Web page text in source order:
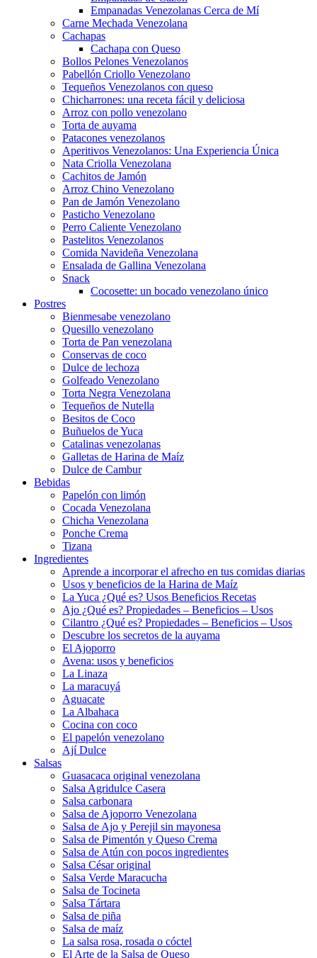
Empanadas Venezolanas Cerca de Mí
Carne Mechada Venezolana
Cachapas
Cachapa con Queso
Bollos Pelones Venezolanos
Pabellón Criollo Venezolano
Tequeños Venezolanos con queso
Chicharrones: una receta fácil y deliciosa
Arroz con pollo venezolano
Torta de auyama
Patacones venezolanos
Aperitivos Venezolanos: Una Experiencia Única
Nata Criolla Venezolana
Cachitos de Jamón
Arroz Chino Venezolano
Pan de Jamón Venezolano
Pasticho Venezolano
Perro Caliente Venezolano
Pastelitos Venezolanos
Comida Navideña Venezolana
Ensalada de Gallina Venezolana
Snack
Cocosette: un bocado venezolano único
Postres
Bienmesabe venezolano
Quesillo venezolano
Torta de Pan venezolana
Conservas de coco
Dulce de lechoza
Golfeado Venezolano
Torta Negra Venezolana
Tequeños de Nutella
Besitos de Coco
Buñuelos de Yuca
Catalinas venezolanas
Galletas de Harina de Maíz
Dulce de Cambur
Bebidas
Papelón con limón
Cocada Venezolana
Chicha Venezolana
Ponche Crema
Tizana
Ingredientes
Aprende a incorporar el afrecho en tus comidas diarias
Usos y beneficios de la Harina de Maíz
La Yuca ¿Qué es? Usos Beneficios Recetas
Ajo ¿Qué es? Propiedades – Beneficios – Usos
Cilantro ¿Qué es? Propiedades – Beneficios – Usos
Descubre los secretos de la auyama
El Ajoporro
Avena: usos y beneficios
La Linaza
La maracuyá
Aguacate
La Albahaca
Cocina con coco
El papelón venezolano
Ají Dulce
Salsas
Guasacaca original venezolana
Salsa Agridulce Casera
Salsa carbonara
Salsa de Ajoporro Venezolana
Salsa de Ajo y Perejil sin mayonesa
Salsa de Pimentón y Queso Crema
Salsa de Atún con pocos ingredientes
Salsa César original
Salsa Verde Maracucha
Salsa de Tocineta
Salsa Tártara
Salsa de piña
Salsa de maíz
La salsa rosa, rosada o cóctel
El Arte de la Salsa de Queso